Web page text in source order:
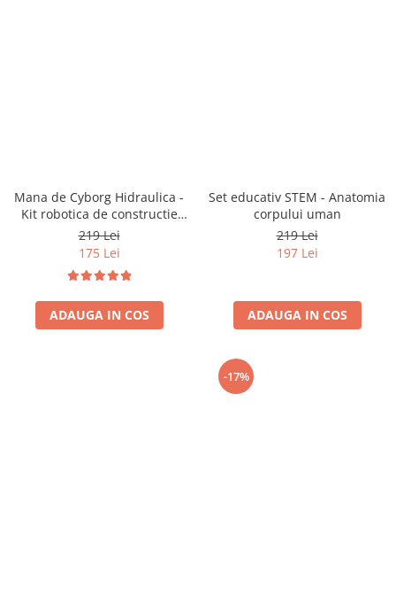
Mana de Cyborg Hidraulica -
Kit robotica de constructie
(RO)
219 Lei
175 Lei
ADAUGA IN COS
Set educativ STEM - Anatomia
corpului uman
219 Lei
197 Lei
ADAUGA IN COS
-17%